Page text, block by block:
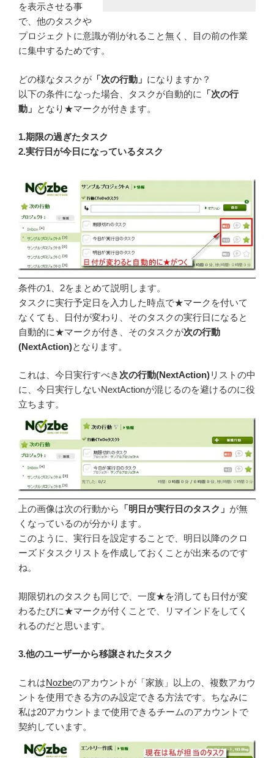
を表示させる事
で、他のタスクや
プロジェクトに意識が削がれること無く、目の前の作業
に集中するためです。
どの様なタスクが 「次の行動」 になりますか？
以下の条件になった場合、タスクが自動的に
「次の行
動」 となり★マークが付きます。
1.期限の過ぎたタスク
2.実行日が今日になっているタスク
条件の1、2をまとめて説明します。
タスクに実行予定日を入力した時点で★マークを付いて
なくても、日付が変わり、そのタスクの実行日になると
自動的に★マークが付き、そのタスクが次の行動
(NextAction)となります。
これは、今日実行すべき次の行動(NextAction)リストの中
に、今日実行しないNextActionが混じるのを避けるのに役
立ちます。
上の画像は次の行動から 「明日が実行日のタスク」 が無
くなっているのが分かります。
このように、実行日を設定することで、明日以降のクロ
ーズドタスクリストを作成しておくことが出来るのです
ね。
期限切れのタスクも同じで、一度★を消しても日付が変
わるたびに★マークが付くことで、リマインドをしてく
れるのだと思います。
3.他のユーザーから移譲されたタスク
これはNozbeのアカウントが「家族」以上の、複数アカウ
ントを使用できる方のみ設定できる方法です。ちなみに
私は20アカウントまで使用できるチームのアカウントで
契約しています。